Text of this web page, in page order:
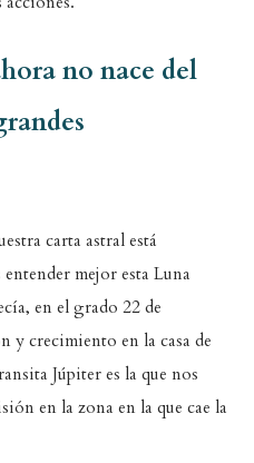
no nace del
carta astral está
mejor esta Luna
en el grado 22 de
y crecimiento en la casa de
Júpiter es la que nos
en la zona en la que cae la